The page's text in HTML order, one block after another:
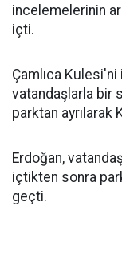
incelemelerinin
içti.
Çamlıca
vatandaşlarla bir
parktan ayrılarak
Erdoğan,
içtikten sonra
geçti.